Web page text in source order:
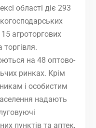
області діє 293
агроторгових
торгівля.
на 48 оптово-
ринках. Крім
і особистим
надають
пунктів та аптек,